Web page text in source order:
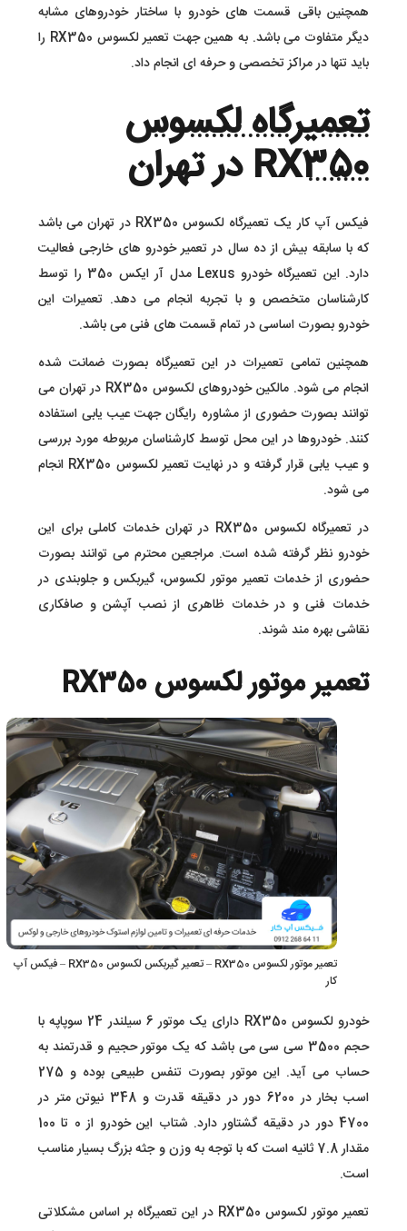
همچنین باقی قسمت های خودرو با ساختار خودروهای مشابه
دیگر متفاوت می باشد. به همین جهت تعمیر لکسوس RX350 را
باید تنها در مراکز تخصصی و حرفه ای انجام داد.
تعمیرگاه لکسوس
RX350در تهران
فیکس آپ کار یک تعمیرگاه لکسوس RX350 در تهران می باشد
که با سابقه بیش از ده سال در تعمیر خودرو های خارجی فعالیت
دارد. این تعمیرگاه خودرو Lexus مدل آر ایکس 350 را توسط
کارشناسان متخصص و با تجربه انجام می دهد. تعمیرات این
خودرو بصورت اساسی در تمام قسمت های فنی می باشد.
همچنین تمامی تعمیرات در این تعمیرگاه بصورت ضمانت شده
انجام می شود. مالکین خودروهای لکسوس RX350 در تهران می
توانند بصورت حضوری از مشاوره رایگان جهت عیب یابی استفاده
کنند. خودروها در این محل توسط کارشناسان مربوطه مورد بررسی
و عیب یابی قرار گرفته و در نهایت تعمیر لکسوس RX350 انجام
می شود.
در تعمیرگاه لکسوس RX350 در تهران خدمات کاملی برای این
خودرو نظر گرفته شده است. مراجعین محترم می توانند بصورت
حضوری از خدمات تعمیر موتور لکسوس، گیربکس و جلوبندی در
خدمات فنی و در خدمات ظاهری از نصب آپشن و صافکاری
نقاشی بهره مند شوند.
تعمیر موتور لکسوس RX350
تعمیر موتور لکسوس RX350 – تعمیر گیربکس لکسوس RX350 – فیکس آپ
کار
خودرو لکسوس RX350 دارای یک موتور 6 سیلندر 24 سوپاپه با
حجم 3500 سی سی می باشد که یک موتور حجیم و قدرتمند به
حساب می آید. این موتور بصورت تنفس طبیعی بوده و 275
اسب بخار در 6200 دور در دقیقه قدرت و 348 نیوتن متر در
4700 دور در دقیقه گشتاور دارد. شتاب این خودرو از 0 تا 100
مقدار 7.8 ثانیه است که با توجه به وزن و جثه بزرگ بسیار مناسب
است.
تعمیر موتور لکسوس RX350 در این تعمیرگاه بر اساس مشکلاتی